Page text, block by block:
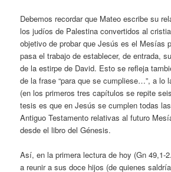
Debemos recordar que Mateo escribe su
los judíos de Palestina convertidos al
objetivo de probar que Jesús es el Mesías
pasa el trabajo de establecer, de entrada,
de la estirpe de David. Esto se refleja
de la frase “para que se cumpliese…”, a lo
(en los primeros tres capítulos se repite
tesis es que en Jesús se cumplen todas
Antiguo Testamento relativas al futuro
desde el libro del Génesis.
Así, en la primera lectura de hoy (Gn 49,1-
a reunir a sus doce hijos (de quienes